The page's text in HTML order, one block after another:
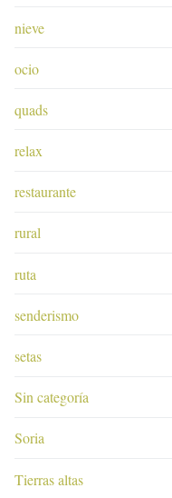
nieve
ocio
quads
relax
restaurante
rural
ruta
senderismo
setas
Sin categoría
Soria
Tierras altas